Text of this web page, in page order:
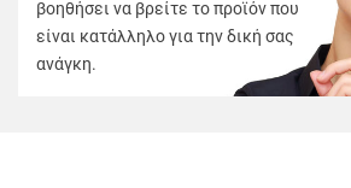
βοηθήσει να βρείτε το προϊόν που
είναι κατάλληλο για την δική σας
ανάγκη.